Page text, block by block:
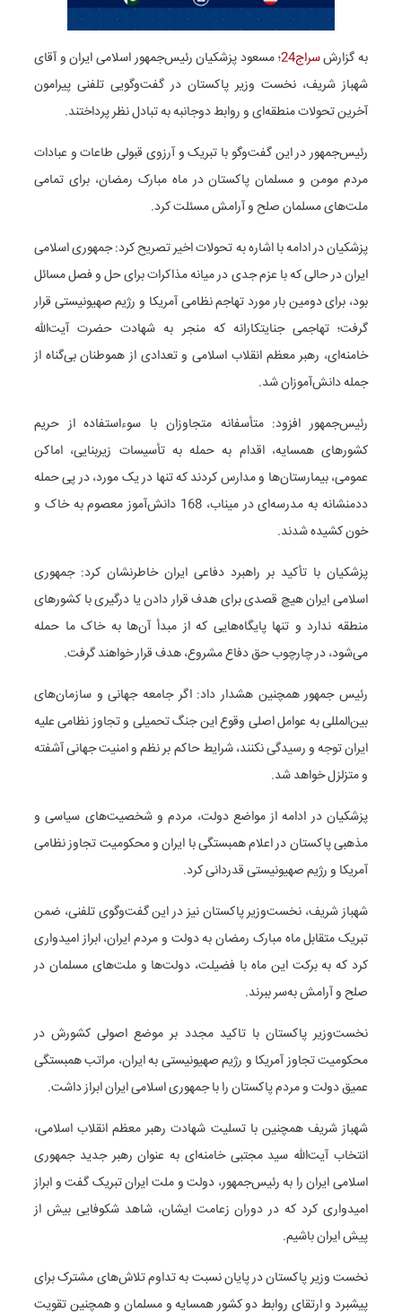
به گزارشسراج24
؛ مسعود پزشکیان رئیس‌جمهور اسلامی ایران و آقای
شهباز شریف، نخست وزیر پاکستان در گفت‌وگویی تلفنی پیرامون
آخرین تحولات منطقه‌ای و روابط دوجانبه به تبادل نظر پرداختند.
رئیس‌جمهور در این گفت‌وگو با تبریک و آرزوی قبولی طاعات و عبادات
مردم مومن و مسلمان پاکستان در ماه مبارک رمضان، برای تمامی
ملت‌های مسلمان صلح و آرامش مسئلت کرد.
پزشکیان در ادامه با اشاره به تحولات اخیر تصریح کرد: جمهوری اسلامی
ایران در حالی که با عزم جدی در میانه مذاکرات برای حل و فصل مسائل
بود، برای دومین بار مورد تهاجم نظامی آمریکا و رژیم صهیونیستی قرار
گرفت؛ تهاجمی جنایتکارانه که منجر به شهادت حضرت آیت‌الله
خامنه‌ای، رهبر معظم انقلاب اسلامی و تعدادی از هموطنان بی‌گناه از
جمله دانش‌آموزان شد.
رئیس‌جمهور افزود: متأسفانه متجاوزان با سوءاستفاده از حریم
کشورهای همسایه، اقدام به حمله به تأسیسات زیربنایی، اماکن
عمومی، بیمارستان‌ها و مدارس کردند که تنها در یک مورد، در پی حمله
ددمنشانه به مدرسه‌ای در میناب، 168 دانش‌آموز معصوم به خاک و
خون کشیده شدند.
پزشکیان با تأکید بر راهبرد دفاعی ایران خاطرنشان کرد: جمهوری
اسلامی ایران هیچ قصدی برای هدف قرار دادن یا درگیری با کشورهای
منطقه ندارد و تنها پایگاه‌هایی که از مبدأ آن‌ها به خاک ما حمله
می‌شود، در چارچوب حق دفاع مشروع، هدف قرار خواهند گرفت.
رئیس جمهور همچنین هشدار داد: اگر جامعه جهانی و سازمان‌های
بین‌المللی به عوامل اصلی وقوع این جنگ تحمیلی و تجاوز نظامی علیه
ایران توجه و رسیدگی نکنند، شرایط حاکم بر نظم و امنیت جهانی آشفته
و متزلزل خواهد شد.
پزشکیان در ادامه از مواضع دولت، مردم و شخصیت‌های سیاسی و
مذهبی پاکستان در اعلام همبستگی با ایران و محکومیت تجاوز نظامی
آمریکا و رژیم صهیونیستی قدردانی کرد.
شهباز شریف، نخست‌وزیر پاکستان نیز در این گفت‌وگوی تلفنی، ضمن
تبریک متقابل ماه مبارک رمضان به دولت و مردم ایران، ابراز امیدواری
کرد که به برکت این ماه با فضیلت، دولت‌ها و ملت‌های مسلمان در
صلح و آرامش به‌سر ببرند.
نخست‌وزیر پاکستان با تاکید مجدد بر موضع اصولی کشورش در
محکومیت تجاوز آمریکا و رژیم صهیونیستی به ایران، مراتب همبستگی
عمیق دولت و مردم پاکستان را با جمهوری اسلامی ایران ابراز داشت.
شهباز شریف همچنین با تسلیت شهادت رهبر معظم انقلاب اسلامی،
انتخاب آیت‌الله سید مجتبی خامنه‌ای به عنوان رهبر جدید جمهوری
اسلامی ایران را به رئیس‌جمهور، دولت و ملت ایران تبریک گفت و ابراز
امیدواری کرد که در دوران زعامت ایشان، شاهد شکوفایی بیش از
پیش ایران باشیم.
نخست وزیر پاکستان در پایان نسبت به تداوم تلاش‌های مشترک برای
پیشبرد و ارتقای روابط دو کشور همسایه و مسلمان و همچنین تقویت